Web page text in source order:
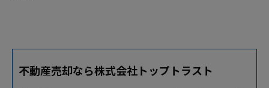
不動産売却なら株式会社トップトラスト